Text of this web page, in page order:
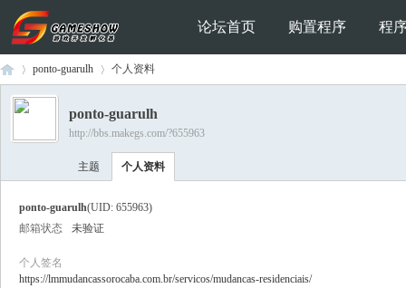
论坛首页 购置程序 程
›
ponto-guarulh 个人资料
ponto-guarulh
http://bbs.makegs.com/?655963
主题 个人资料
ponto-guarulh(UID: 655963)
邮箱状态
未验证
个人签名
https://lmmudancassorocaba.com.br/servicos/mudancas-residenciais/